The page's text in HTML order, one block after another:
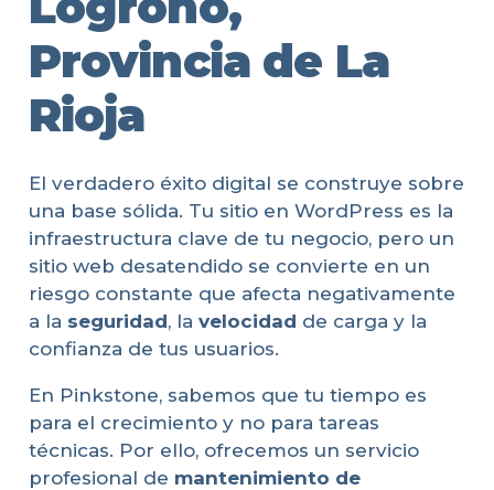
Provincia de La
Rioja
El verdadero éxito digital se construye sobre
una base sólida. Tu sitio en WordPress es la
infraestructura clave de tu negocio, pero un
sitio web desatendido se convierte en un
riesgo constante que afecta negativamente
a la seguridad, la velocidad de carga y la
confianza de tus usuarios.
En Pinkstone, sabemos que tu tiempo es
para el crecimiento y no para tareas
técnicas. Por ello, ofrecemos un servicio
profesional de mantenimiento de